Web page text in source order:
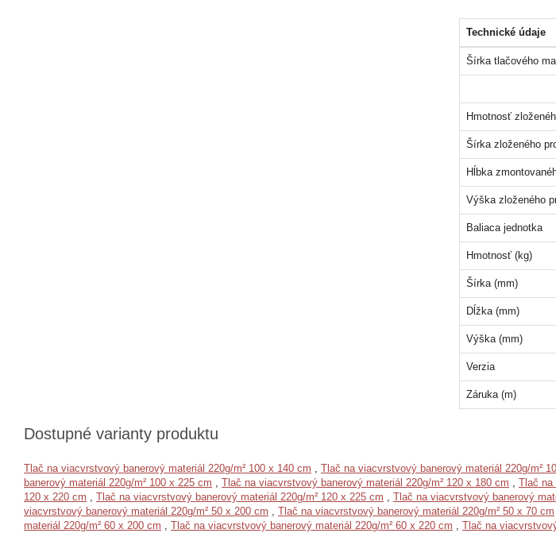
Technické údaje
Šírka tlačového
Hmotnosť
Šírka zloženého
Hĺbka
Výška zloženého
Baliaca jednotka
Hmotnosť (kg)
Šírka (mm)
Dĺžka (mm)
Výška (mm)
Verzia
Záruka (m)
Dostupné varianty produktu
Tlač na viacvrstvový banerový materiál 220g/m² 100 x 140 cm , Tlač na viacvrstvový banerový materiál 220g/m²
banerový materiál 220g/m² 100 x 225 cm , Tlač na viacvrstvový banerový materiál 220g/m² 120 x 180 cm , Tlač na
120 x 220 cm , Tlač na viacvrstvový banerový materiál 220g/m² 120 x 225 cm , Tlač na viacvrstvový banerový
viacvrstvový banerový materiál 220g/m² 50 x 200 cm , Tlač na viacvrstvový banerový materiál 220g/m² 50 x 70 cm
materiál 220g/m² 60 x 200 cm , Tlač na viacvrstvový banerový materiál 220g/m² 60 x 220 cm , Tlač na